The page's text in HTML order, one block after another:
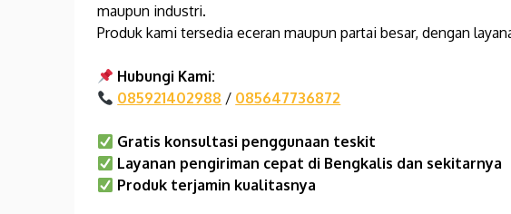
maupun industri.
Produk kami tersedia eceran maupun partai besar, dengan
Hubungi Kami:
085921402988 / 085647736872
Gratis konsultasi penggunaan teskit
Layanan pengiriman cepat di Bengkalis dan sekitarnya
Produk terjamin kualitasnya